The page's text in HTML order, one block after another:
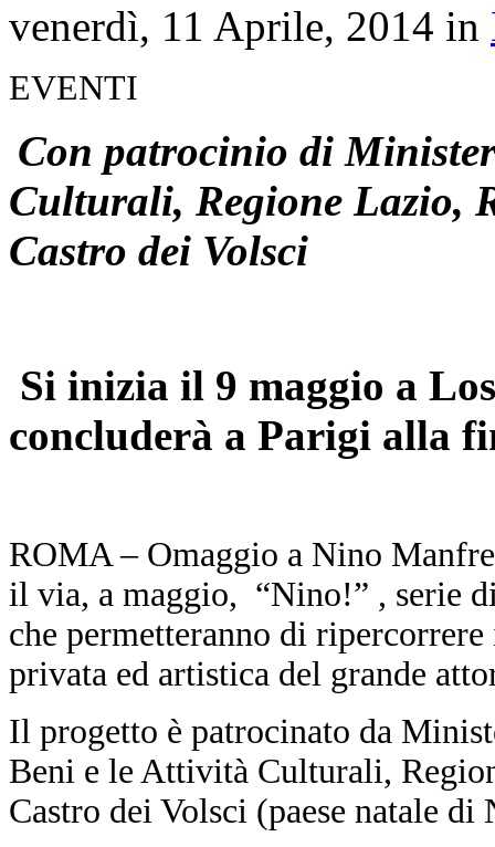
venerdì, 11 Aprile, 2014 in
EVENTI
Con patrocinio di
Culturali, Regione Lazio,
Castro dei Volsci
Si inizia il 9 maggio a
concluderà a Parigi alla
ROMA – Omaggio a Nino
il via, a maggio, “Nino!” , serie
che permetteranno di
privata ed artistica del grande
Il progetto è patrocinato da
Beni e le Attività Culturali,
Castro dei Volsci (paese natale